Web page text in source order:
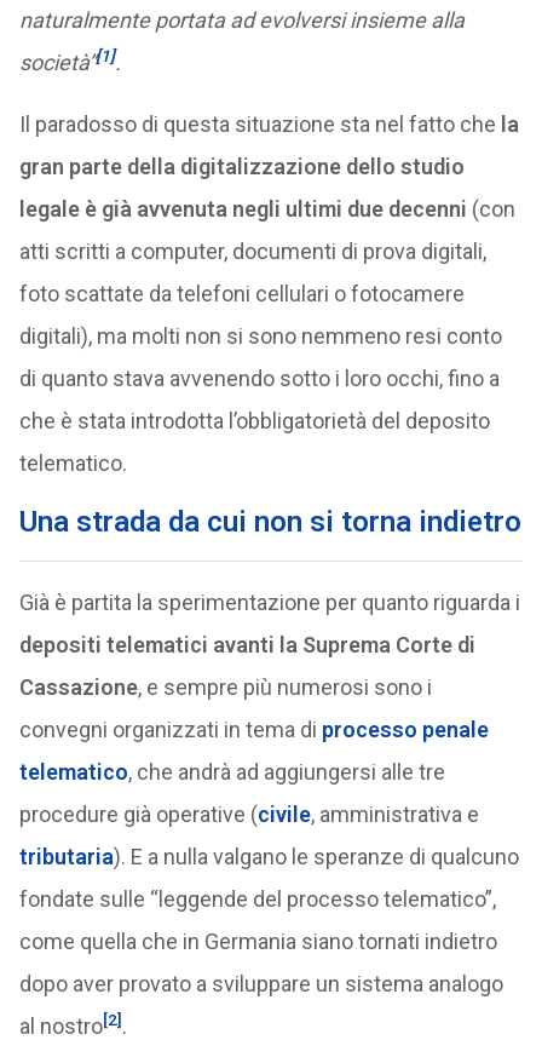
naturalmente portata ad evolversi insieme alla
società”[1].
Il paradosso di questa situazione sta nel fatto che la
gran parte della digitalizzazione dello studio
legale è già avvenuta negli ultimi due decenni (con
atti scritti a computer, documenti di prova digitali,
foto scattate da telefoni cellulari o fotocamere
digitali), ma molti non si sono nemmeno resi conto
di quanto stava avvenendo sotto i loro occhi, fino a
che è stata introdotta l’obbligatorietà del deposito
telematico.
Una strada da cui non si torna indietro
Già è partita la sperimentazione per quanto riguarda i
depositi telematici avanti la Suprema Corte di
Cassazione, e sempre più numerosi sono i
convegni organizzati in tema di processo penale
telematico, che andrà ad aggiungersi alle tre
procedure già operative (civile, amministrativa e
tributaria). E a nulla valgano le speranze di qualcuno
fondate sulle “leggende del processo telematico”,
come quella che in Germania siano tornati indietro
dopo aver provato a sviluppare un sistema analogo
al nostro[2] .